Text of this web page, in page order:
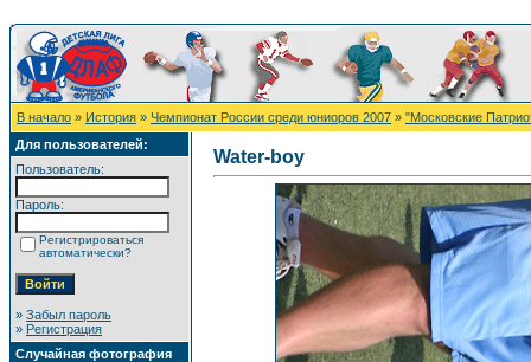
В начало » История » Чемпионат России среди юниоров 2007 » "Московские
Для пользователей:
Пользователь:
Пароль:
Регистрироваться
автоматически?
» Забыл пароль
» Регистрация
Случайная фотография
Water-boy